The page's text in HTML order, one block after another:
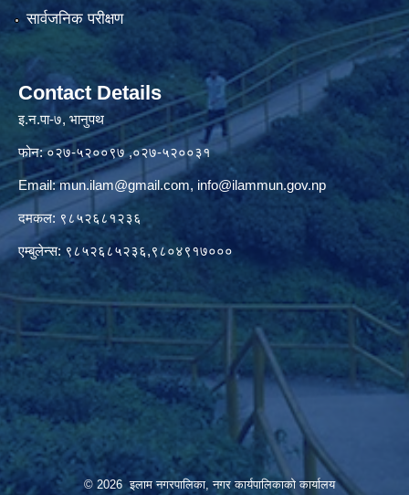
सार्वजनिक परीक्षण
Contact Details
इ.न.पा-७, भानुपथ
फोन: ०२७-५२००९७ ,०२७-५२००३१
Email:mun.ilam@gmail.com, info@ilammun.gov.np
दमकल: ९८५२६८१२३६
एम्बुलेन्स: ९८५२६८५२३६,९८०४९१७०००
© 2026 इलाम नगरपालिका, नगर कार्यपालिकाको कार्यालय